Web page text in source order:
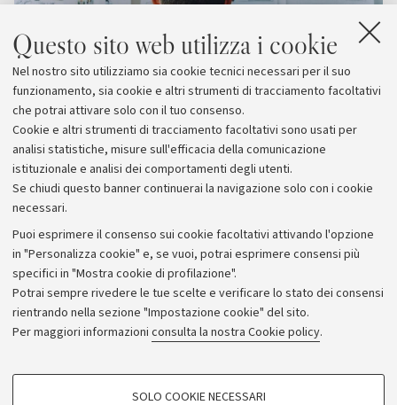
Questo sito web utilizza i cookie
Nel nostro sito utilizziamo sia cookie tecnici necessari per il suo
funzionamento, sia cookie e altri strumenti di tracciamento facoltativi
che potrai attivare solo con il tuo consenso.
Cookie e altri strumenti di tracciamento facoltativi sono usati per
analisi statistiche, misure sull'efficacia della comunicazione
istituzionale e analisi dei comportamenti degli utenti.
Se chiudi questo banner continuerai la navigazione solo con i cookie
necessari.
Puoi esprimere il consenso sui cookie facoltativi attivando l'opzione
in "Personalizza cookie" e, se vuoi, potrai esprimere consensi più
specifici in "Mostra cookie di profilazione".
Potrai sempre rivedere le tue scelte e verificare lo stato dei consensi
rientrando nella sezione "Impostazione cookie" del sito.
Per maggiori informazioni consulta la nostra Cookie policy.
COOKIE DI PROFILAZIONE - FACOLTATIVI
SOLO COOKIE NECESSARI
Archivio
Comunicati stampa
Redazione
Rassegna stampa